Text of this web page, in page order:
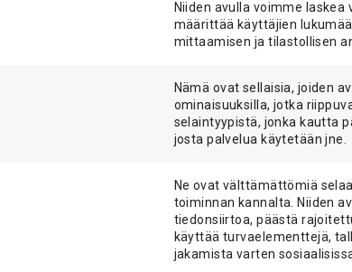
Niiden avulla voimme
määrittää käyttäjien
mittaamisen ja tilastollisen
Nämä ovat sellaisia, joiden
ominaisuuksilla, jotka
selaintyypistä, jonka kautta
josta palvelua käytetään jne.
Ne ovat välttämättömiä
toiminnan kannalta. Niiden
tiedonsiirtoa, päästä
käyttää turvaelementtejä,
jakamista varten